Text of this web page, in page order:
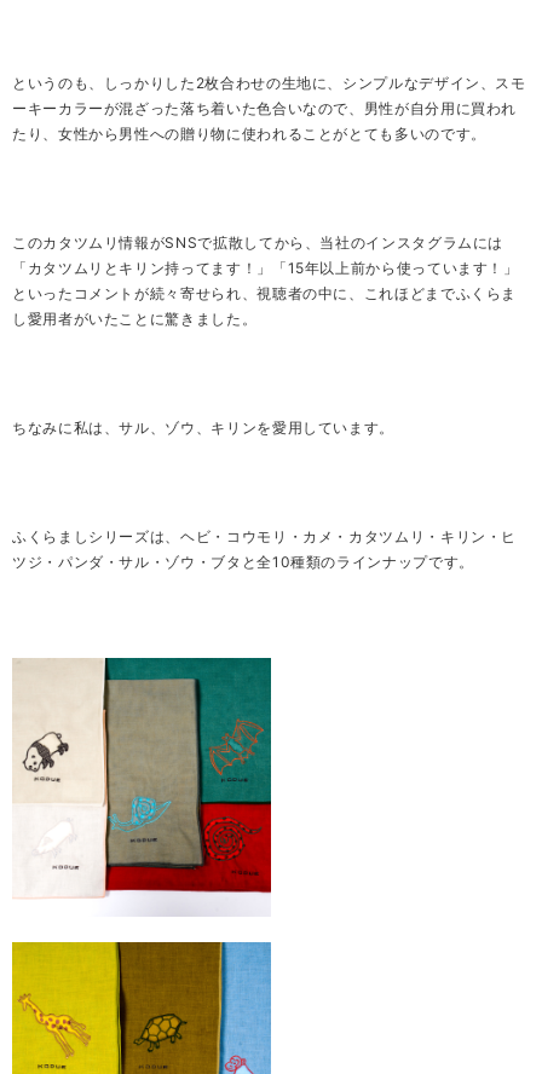
というのも、しっかりした2枚合わせの生地に、シンプルなデザイン、スモ
ーキーカラーが混ざった落ち着いた色合いなので、男性が自分用に買われ
たり、女性から男性への贈り物に使われることがとても多いのです。
このカタツムリ情報がSNSで拡散してから、当社のインスタグラムには
「カタツムリとキリン持ってます！」「15年以上前から使っています！」
といったコメントが続々寄せられ、視聴者の中に、これほどまでふくらま
し愛用者がいたことに驚きました。
ちなみに私は、サル、ゾウ、キリンを愛用しています。
ふくらましシリーズは、ヘビ・コウモリ・カメ・カタツムリ・キリン・ヒ
ツジ・パンダ・サル・ゾウ・ブタ と全10種類のラインナップです。